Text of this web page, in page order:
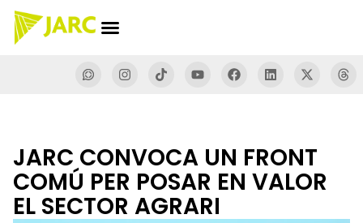
JARC CONVOCA UN FRONT
COMÚ PER POSAR EN VALOR
EL SECTOR AGRARI